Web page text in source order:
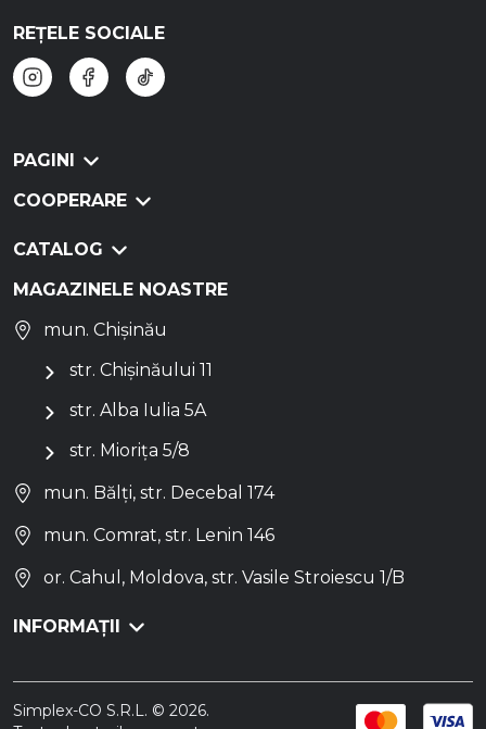
REȚELE SOCIALE
PAGINI
COOPERARE
CATALOG
MAGAZINELE NOASTRE
mun. Chișinău
str. Chișinăului 11
str. Alba Iulia 5A
str. Miorița 5/8
mun. Bălți, str. Decebal 174
mun. Comrat, str. Lenin 146
or. Cahul, Moldova, str. Vasile Stroiescu 1/B
INFORMAȚII
Simplex-CO S.R.L. © 2026.